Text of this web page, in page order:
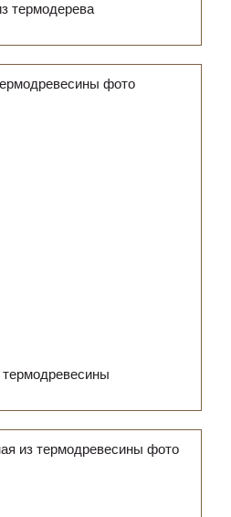
термодерева
термодревесины